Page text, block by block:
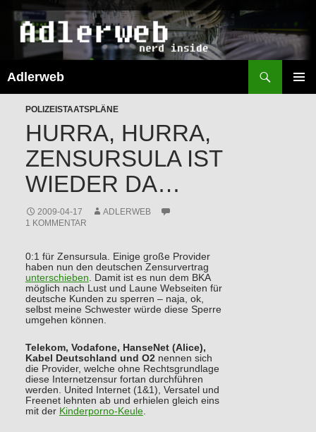
Adlerweb
SPRINGEN
POLIZEISTAATSPLÄNE
HURRA, HURRA,
ZENSURSULA IST
WIEDER DA…
2009-04-17
ADLERWEB
1 KOMMENTAR
0:1 für Zensursula. Einige große Provider
haben nun den deutschen Zensurvertrag
unterschieben . Damit ist es nun dem BKA
möglich nach Lust und Laune Webseiten für
deutsche Kunden zu sperren – naja, ok,
selbst meine Schwester würde diese Sperre
umgehen können.
Telekom, Vodafone, HanseNet (Alice),
Kabel Deutschland und O2nennen sich
die Provider, welche ohne Rechtsgrundlage
diese Internetzensur fortan durchführen
werden. United Internet (1&1), Versatel und
Freenet lehnten ab und erhielen gleich eins
mit der Kinderporno-Keule.